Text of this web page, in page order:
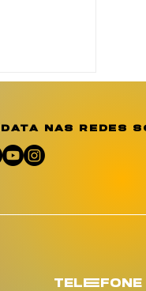
e
nas redes
telEfone